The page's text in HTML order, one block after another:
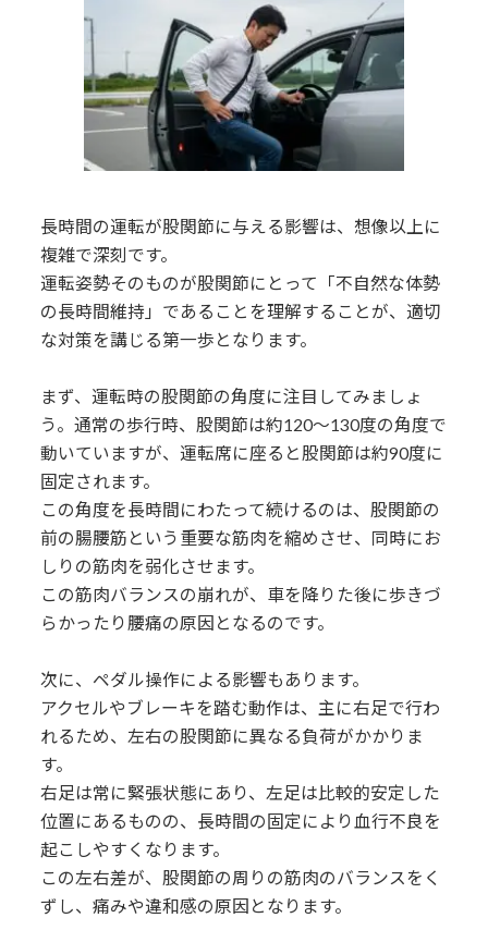
4.
4.1. その他の記事
健湧接骨院・公式LINE
長時間の運転が股関節に与える影響は、想像以上に
複雑で深刻です。
運転姿勢そのものが股関節にとって「不自然な体勢
の長時間維持」であることを理解することが、適切
な対策を講じる第一歩となります。
まず、運転時の股関節の角度に注目してみましょ
う。通常の歩行時、股関節は約120〜130度の角度で
動いていますが、運転席に座ると股関節は約90度に
固定されます。
この角度を長時間にわたって続けるのは、股関節の
前の腸腰筋という重要な筋肉を縮めさせ、同時にお
しりの筋肉を弱化させます。
この筋肉バランスの崩れが、車を降りた後に歩きづ
らかったり腰痛の原因となるのです。
次に、ペダル操作による影響もあります。
アクセルやブレーキを踏む動作は、主に右足で行わ
れるため、左右の股関節に異なる負荷がかかりま
す。
右足は常に緊張状態にあり、左足は比較的安定した
位置にあるものの、長時間の固定により血行不良を
起こしやすくなります。
この左右差が、股関節の周りの筋肉のバランスをく
ずし、痛みや違和感の原因となります。